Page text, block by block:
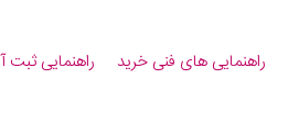
راهنمایی های فنی خرید راهنمایی ثبت